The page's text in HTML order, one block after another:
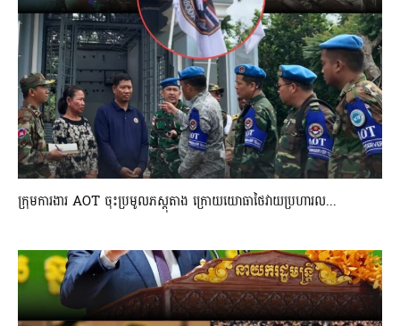
ក្រុមការងារ AOT ចុះប្រមូលភស្តុតាង ក្រោយយោធាថៃវាយប្រហារល...